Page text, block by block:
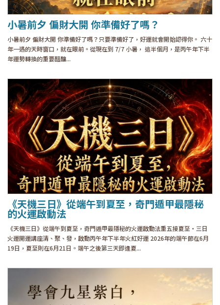
小暑前夕 偏財大開 你準備好了嗎？
小暑前夕 偏財大開 你準備好了嗎？只要準備好了，好運就會開始認得你。 六十
年一遇的天時窗口，就在眼前。從現在到 7/7 小暑， 這半個月，是丙午年下半
年運勢轉換的重要醞釀...
《天機三日》從端午到夏至，奇門遁甲最隱秘
的火運啟動法
《天機三日》從端午到夏至，奇門遁甲最隱秘的火運啟動法重五接夏至・三日
火運開運講座清、聚、發，啟動丙午年下半年火紅好運 2026年的端午節在6月
19日，夏至則在6月21日。端午之後第三天即逢夏...